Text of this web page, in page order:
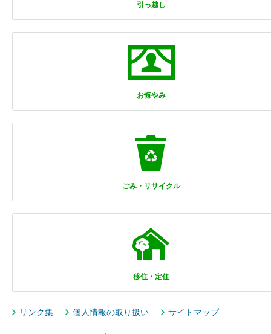
引っ越し
お悔やみ
ごみ・リサイクル
移住・定住
リンク集 個人情報の取り扱い サイトマップ